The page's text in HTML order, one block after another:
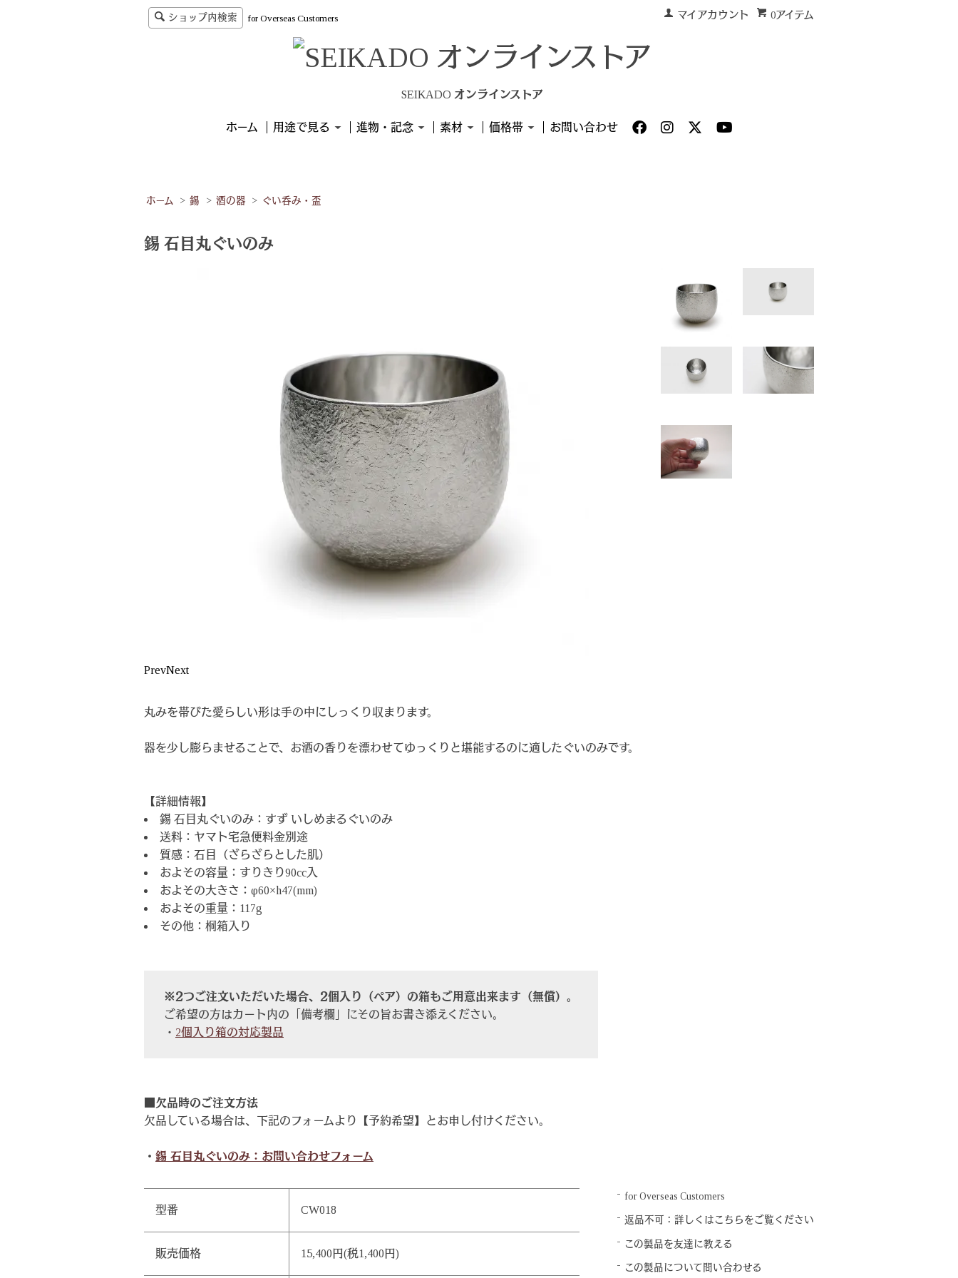
0アイテム
マイアカウント
ショップ内検索 for Overseas Customers
SEIKADO オンラインストア
ホーム 用途で見る 進物・記念 素材 価格帯 お問い合わせ
ホーム > 錫 > 酒の器 > ぐい呑み・盃
錫 石目丸ぐいのみ
PrevNext
丸みを帯びた愛らしい形は手の中にしっくり収まります。
器を少し膨らませることで、お酒の香りを漂わせてゆっくりと堪能するのに適したぐいのみです。
【詳細情報】
錫 石目丸ぐいのみ：すず いしめまるぐいのみ
送料：ヤマト宅急便料金別途
質感：石目（ざらざらとした肌）
およその容量：すりきり90cc入
およその大きさ：φ60×h47(mm)
およその重量：117g
その他：桐箱入り
※2つご注文いただいた場合、2個入り（ペア）の箱もご用意出来ます（無償）。
ご希望の方はカート内の「備考欄」にその旨お書き添えください。
・ 2個入り箱の対応製品
■欠品時のご注文方法
欠品している場合は、下記のフォームより【予約希望】とお申し付けください。
・ 錫 石目丸ぐいのみ：お問い合わせフォーム
型番 CW018
販売価格 15,400円(税1,400円)
for Overseas Customers
返品不可：詳しくはこちらをご覧ください
この製品を友達に教える
この製品について問い合わせる